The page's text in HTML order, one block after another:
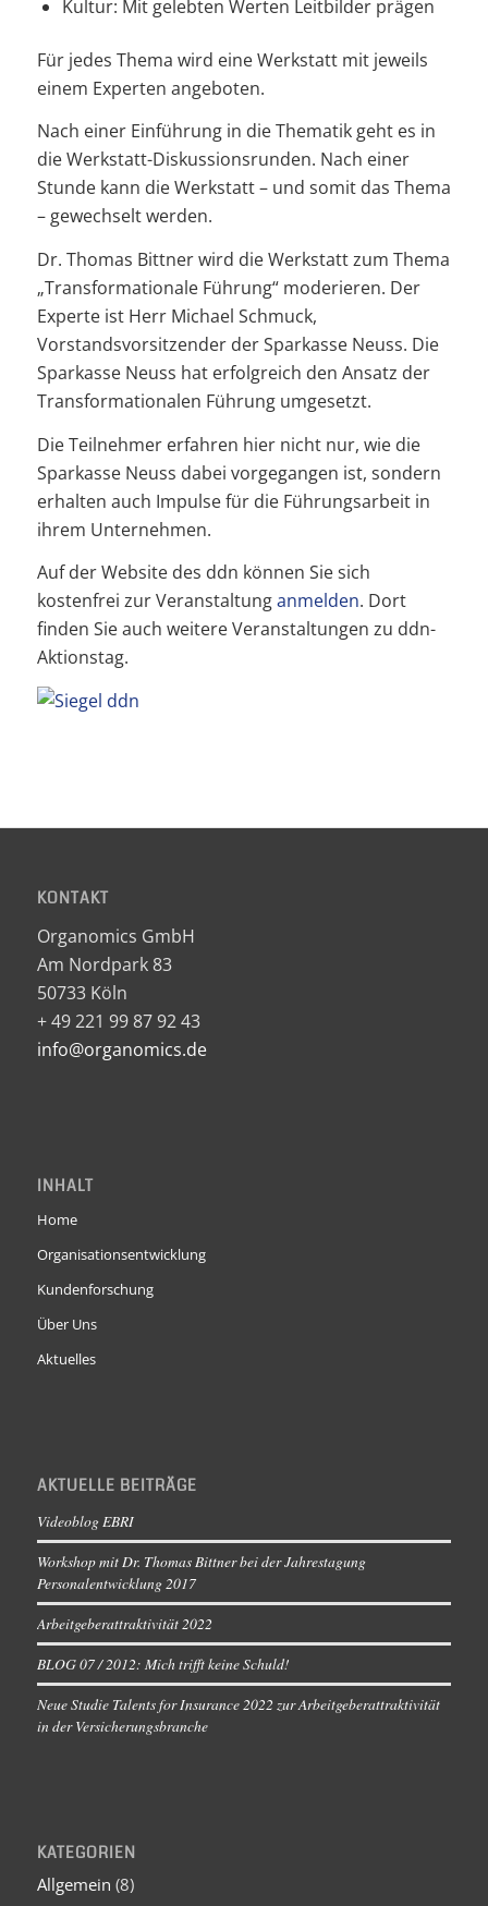
Kultur: Mit gelebten Werten Leitbilder prägen
Für jedes Thema wird eine Werkstatt mit jeweils
einem Experten angeboten.
Nach einer Einführung in die Thematik geht es in
die Werkstatt-Diskussionsrunden. Nach einer
Stunde kann die Werkstatt – und somit das Thema
– gewechselt werden.
Dr. Thomas Bittner wird die Werkstatt zum Thema
„Transformationale Führung“ moderieren. Der
Experte ist Herr Michael Schmuck,
Vorstandsvorsitzender der Sparkasse Neuss. Die
Sparkasse Neuss hat erfolgreich den Ansatz der
Transformationalen Führung umgesetzt.
Die Teilnehmer erfahren hier nicht nur, wie die
Sparkasse Neuss dabei vorgegangen ist, sondern
erhalten auch Impulse für die Führungsarbeit in
ihrem Unternehmen.
Auf der Website des ddn können Sie sich
kostenfrei zur Veranstaltunganmelden. Dort
finden Sie auch weitere Veranstaltungen zu ddn-
Aktionstag.
KONTAKT
Organomics GmbH
Am Nordpark 83
50733 Köln
+ 49 221 99 87 92 43
info@organomics.de
INHALT
Home
Organisationsentwicklung
Kundenforschung
Über Uns
Aktuelles
AKTUELLE BEITRÄGE
Videoblog EBRI
Workshop mit Dr. Thomas Bittner bei der Jahrestagung
Personalentwicklung 2017
Arbeitgeberattraktivität 2022
BLOG 07 / 2012: Mich trifft keine Schuld!
Neue Studie Talents for Insurance 2022 zur Arbeitgeberattraktivität
in der Versicherungsbranche
KATEGORIEN
Allgemein (8)